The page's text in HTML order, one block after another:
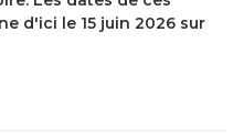
d'ici le 15 juin 2026 sur